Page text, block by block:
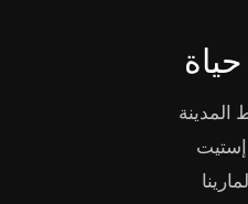
المدينة